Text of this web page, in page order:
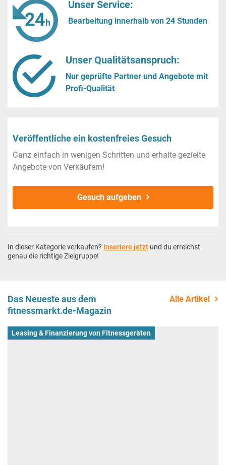
Unser Service:
Bearbeitung innerhalb von 24 Stunden
Unser Qualitätsanspruch:
Nur geprüfte Partner und Angebote mit
Profi-Qualität
Veröffentliche ein kostenfreies Gesuch
Ganz einfach in wenigen Schritten und erhalte gezielte
Angebote von Verkäufern!
Gesuch aufgeben
In dieser Kategorie verkaufen? Inseriere jetzt und du erreichst
genau die richtige Zielgruppe!
Das Neueste aus dem
fitnessmarkt.de-Magazin
Alle Artikel
Leasing & Finanzierung von Fitnessgeräten